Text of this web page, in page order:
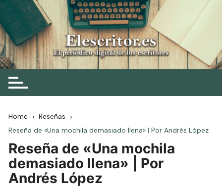
Skip
to
content
Elescritor.es
El periódico digital de los escritores
Home
Reseñas
Reseña de «Una mochila demasiado llena» | Por Andrés López
Reseña de «Una mochila
demasiado llena» | Por
Andrés López